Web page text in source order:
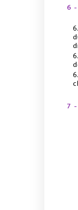
6
7